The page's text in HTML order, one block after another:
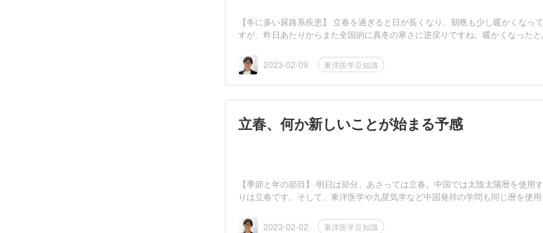
【冬に多い尿路系疾患】 立春を過ぎると日が長くなり、朝晩も少し暖かくなっ
すが、昨日あたりからまた全国的に真冬の寒さに逆戻りですね。暖かくなった
2023-02-09
東洋医学豆知識
立春、何か新しいことが始まる予感
【季節と年の節目】 明日は節分、あさっては立春。中国では太陰太陽暦を使用
りは立春です。そして、東洋医学や九星気学など中国発祥の学問も同じ暦を使用
2023-02-02 東洋医学豆知識